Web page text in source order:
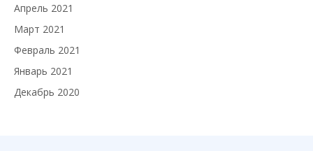
Апрель 2021
Март 2021
Февраль 2021
Январь 2021
Декабрь 2020